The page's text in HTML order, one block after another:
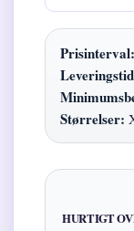
Prisinterval:
Størrelser:
HURTIGT